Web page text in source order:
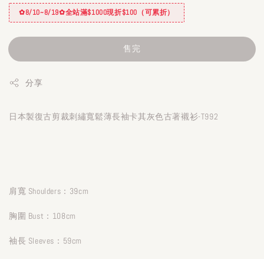
✿8/10~8/19✿全站滿$1000現折$100（可累折）
售完
分享
日本製復古剪裁刺繡寬鬆薄長袖卡其灰色古著襯衫-T992
肩寬 Shoulders：39cm
胸圍 Bust：108cm
袖長 Sleeves：59cm